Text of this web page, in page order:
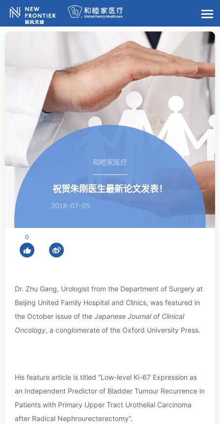
和睦家医疗
祝贺朱刚医生最新论文发表！
2018-07-05
0
Dr. Zhu Gang, Urologist from the Department of Surgery at
Beijing United Family Hospital and Clinics, was featured in
the October issue of the Japanese Journal of Clinical
Oncology, a conglomerate of the Oxford University Press.
His feature article is titled “Low-level Ki-67 Expression as
an Independent Predictor of Bladder Tumour Recurrence in
Patients with Primary Upper Tract Urothelial Carcinoma
after Radical Nephrourecterectomy”.